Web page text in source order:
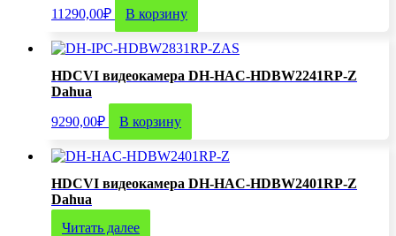
11290,00₽ В корзину
HDCVI видеокамера DH-HAC-HDBW2241RP-Z
Dahua
9290,00₽ В корзину
HDCVI видеокамера DH-HAC-HDBW2401RP-Z
Dahua
Читать далее